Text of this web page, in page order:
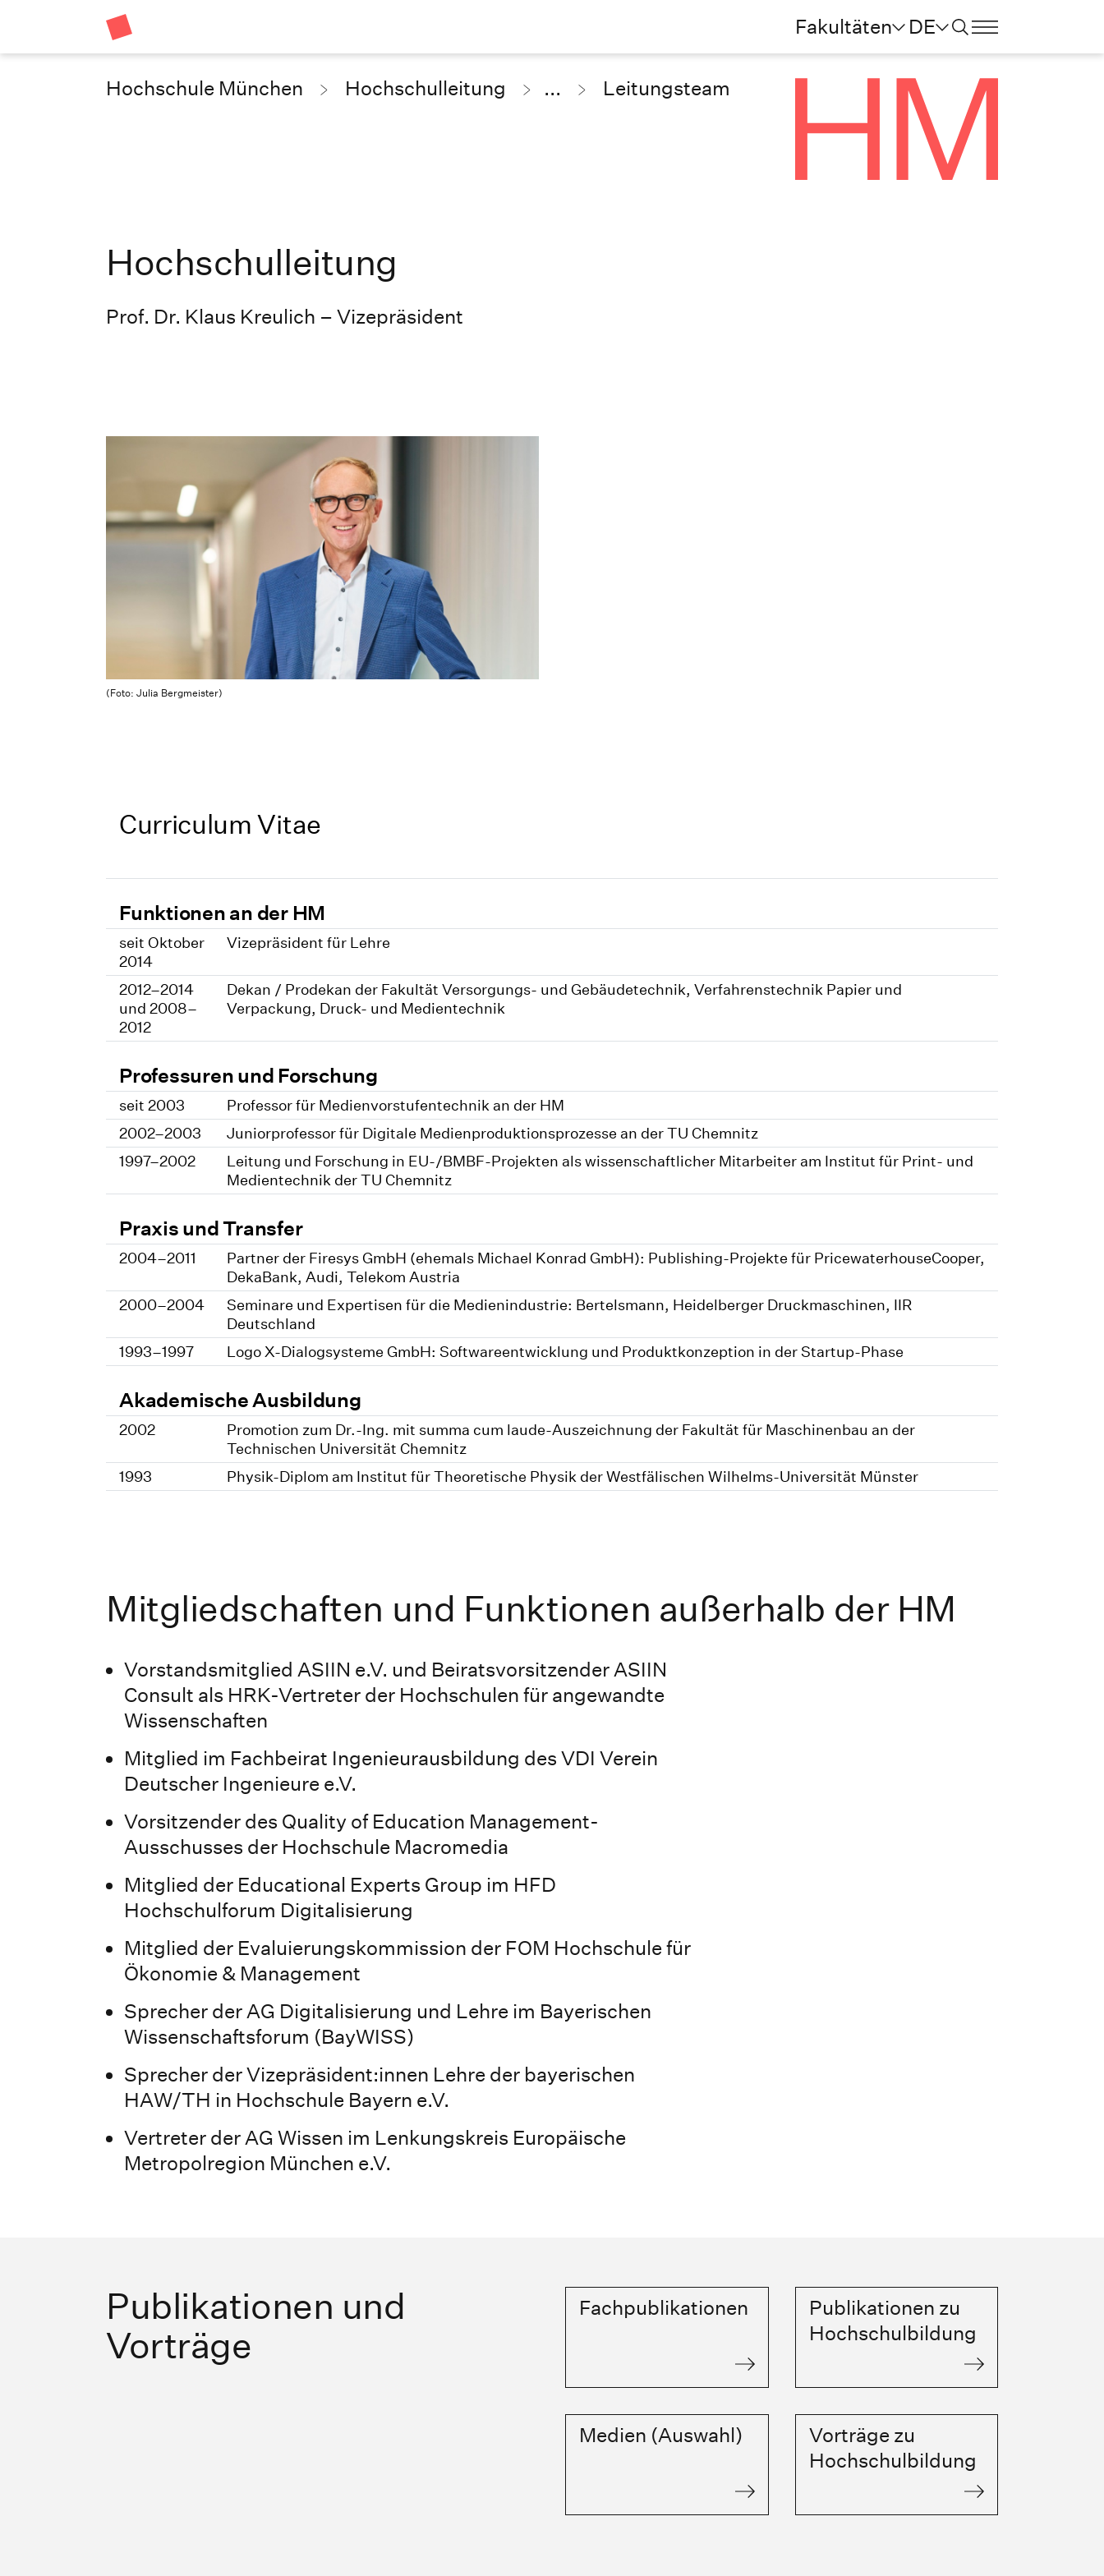
Fakultäten DE
Hochschule München Hochschulleitung ... Leitungsteam
Hochschulleitung
Prof. Dr. Klaus Kreulich – Vizepräsident
(Foto: Julia Bergmeister)
Curriculum Vitae
Funktionen an der HM
seit Oktober
2014
Vizepräsident für Lehre
2012–2014
und 2008–
2012
Dekan / Prodekan der Fakultät Versorgungs- und Gebäudetechnik, Verfahrenstechnik Papier und
Verpackung, Druck- und Medientechnik
Professuren und Forschung
seit 2003
Professor für Medienvorstufentechnik an der HM
2002–2003
Juniorprofessor für Digitale Medienproduktionsprozesse an der TU Chemnitz
1997–2002
Leitung und Forschung in EU-/BMBF-Projekten als wissenschaftlicher Mitarbeiter am Institut für Print- und
Medientechnik der TU Chemnitz
Praxis und Transfer
2004–2011
Partner der Firesys GmbH (ehemals Michael Konrad GmbH): Publishing-Projekte für PricewaterhouseCooper,
DekaBank, Audi, Telekom Austria
2000–2004
Seminare und Expertisen für die Medienindustrie: Bertelsmann, Heidelberger Druckmaschinen, IIR
Deutschland
1993–1997
Logo X-Dialogsysteme GmbH: Softwareentwicklung und Produktkonzeption in der Startup-Phase
Akademische Ausbildung
2002
Promotion zum Dr.-Ing. mit summa cum laude-Auszeichnung der Fakultät für Maschinenbau an der
Technischen Universität Chemnitz
1993
Physik-Diplom am Institut für Theoretische Physik der Westfälischen Wilhelms-Universität Münster
Mitgliedschaften und Funktionen außerhalb der HM
Vorstandsmitglied ASIIN e.V. und Beiratsvorsitzender ASIIN
Consult als HRK-Vertreter der Hochschulen für angewandte
Wissenschaften
Mitglied im Fachbeirat Ingenieurausbildung des VDI Verein
Deutscher Ingenieure e.V.
Vorsitzender des Quality of Education Management-
Ausschusses der Hochschule Macromedia
Mitglied der Educational Experts Group im HFD
Hochschulforum Digitalisierung
Mitglied der Evaluierungskommission der FOM Hochschule für
Ökonomie & Management
Sprecher der AG Digitalisierung und Lehre im Bayerischen
Wissenschaftsforum (BayWISS)
Sprecher der Vizepräsident:innen Lehre der bayerischen
HAW/TH in Hochschule Bayern e.V.
Vertreter der AG Wissen im Lenkungskreis Europäische
Metropolregion München e.V.
Publikationen und
Vorträge
Fachpublikationen
Publikationen zu
Hochschulbildung
Medien (Auswahl)
Vorträge zu
Hochschulbildung